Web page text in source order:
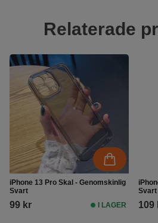
Relaterade
iPhone 13 Pro Skal - Genomskinlig
Svart
99 kr I LAGER
Svart
109